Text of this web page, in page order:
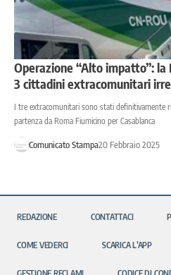
Operazione “Alto impatto”:
3 cittadini extracomunitari
I tre extracomunitari sono stati definitivamente
partenza da Roma Fiumicino per Casablanca
Comunicato Stampa20 Febbraio 2025
REDAZIONE CONTATTACI
COME VEDERCI SCARICA L’APP